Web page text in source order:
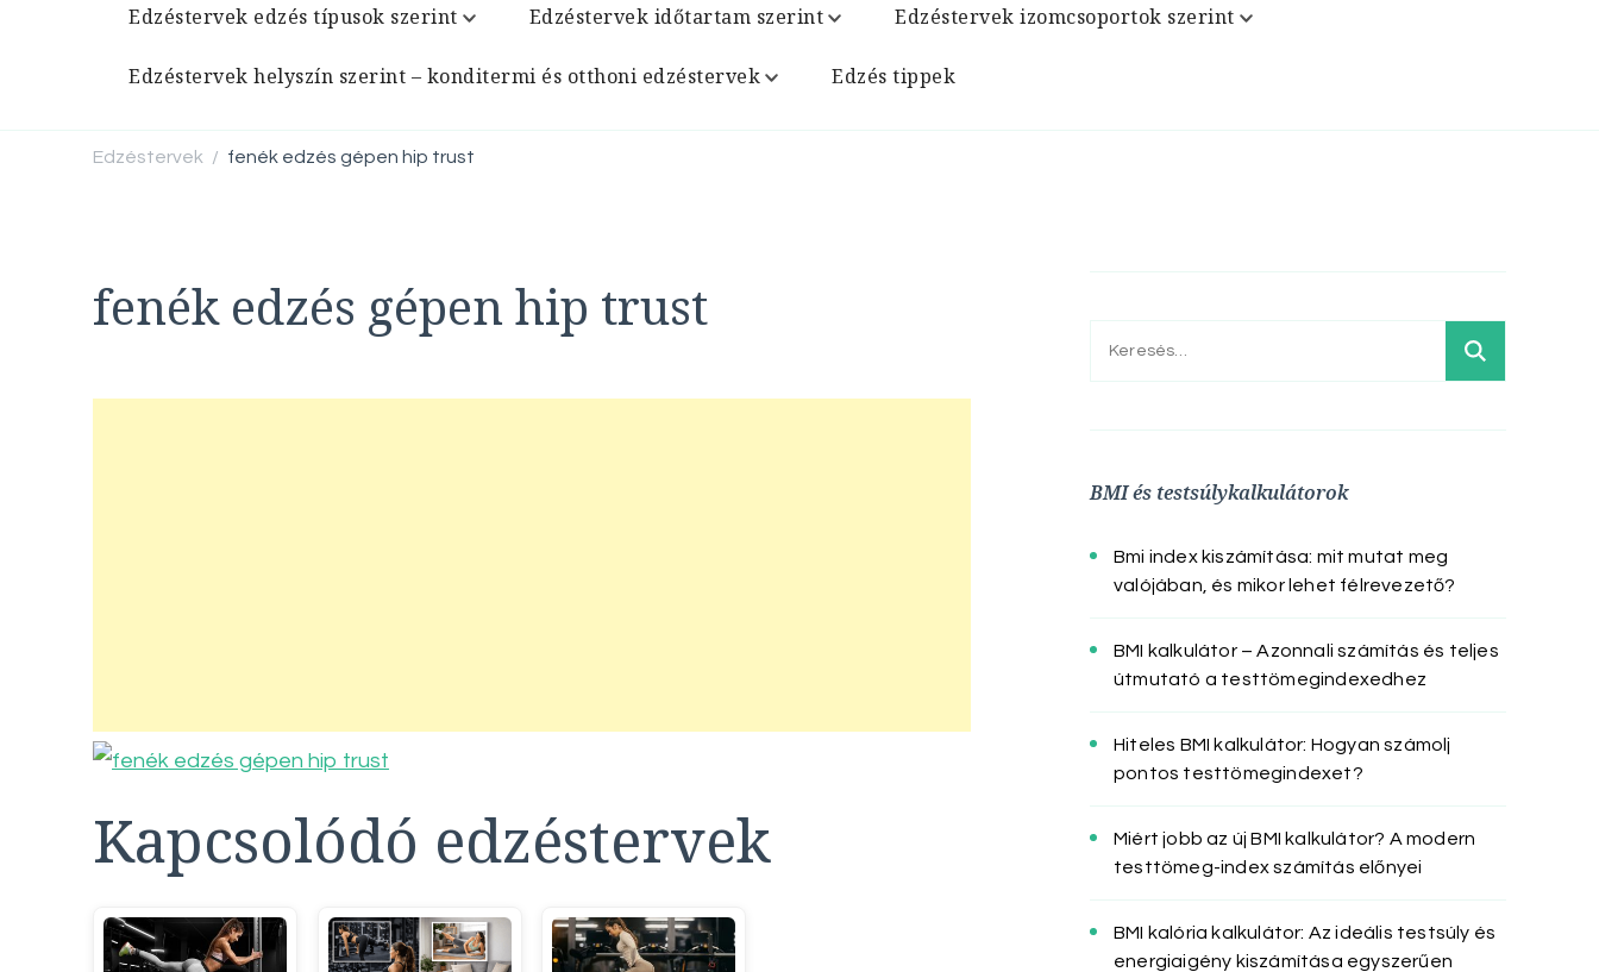
Edzéstervek edzés típusok szerint Edzéstervek időtartam szerint Edzéstervek izomcsoportok szerint
Edzéstervek helyszín szerint – konditermi és otthoni edzéstervek Edzés tippek
Edzéstervek / fenék edzés gépen hip trust
fenék edzés gépen hip trust
Kapcsolódó edzéstervek
Keresés:
BMI és testsúlykalkulátorok
Bmi index kiszámítása: mit mutat meg
valójában, és mikor lehet félrevezető?
BMI kalkulátor – Azonnali számítás és teljes
útmutató a testtömegindexedhez
Hiteles BMI kalkulátor: Hogyan számolj
pontos testtömegindexet?
Miért jobb az új BMI kalkulátor? A modern
testtömeg-index számítás előnyei
BMI kalória kalkulátor: Az ideális testsúly és
energiaigény kiszámítása egyszerűen